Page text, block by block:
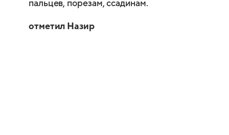
пальцев, порезам, ссадинам.
отметил Назир